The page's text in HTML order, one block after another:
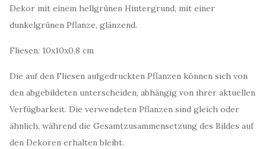
Dekor mit einem hellgrünen Hintergrund, mit einer
dunkelgrünen Pflanze, glänzend.
Fliesen: 10x10x0,8 cm
Die auf den Fliesen aufgedruckten Pflanzen können sich von
den abgebildeten unterscheiden, abhängig von ihrer aktuellen
Verfügbarkeit. Die verwendeten Pflanzen sind gleich oder
ähnlich, während die Gesamtzusammensetzung des Bildes auf
den Dekoren erhalten bleibt.